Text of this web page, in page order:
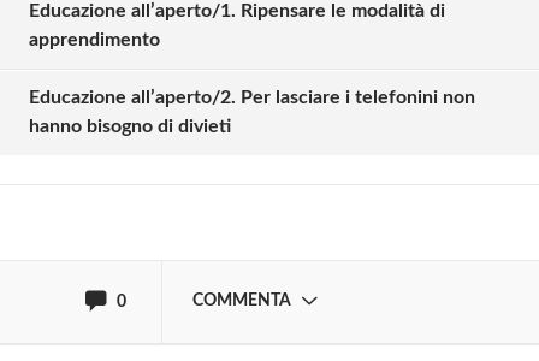
Educazione all’aperto/1. Ripensare le modalità di
apprendimento
Educazione all’aperto/2. Per lasciare i telefonini non
hanno bisogno di divieti
0 COMMENTA
Solo gli utenti registrati possono
Effettua il Login